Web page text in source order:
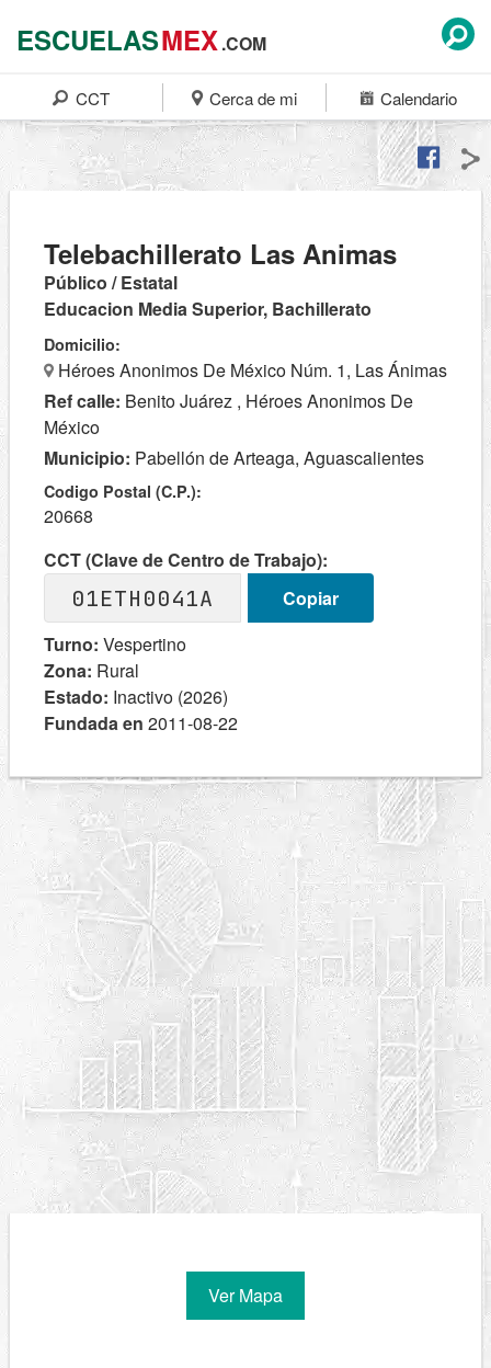
ESCUELASMEX.COM
CCT Cerca de mi Calendario
Telebachillerato Las Animas
Público / Estatal
Educacion Media Superior, Bachillerato
Domicilio:
Héroes Anonimos De México Núm. 1, Las Ánimas
Ref calle: Benito Juárez , Héroes Anonimos De
México
Municipio: Pabellón de Arteaga, Aguascalientes
Codigo Postal (C.P.):
20668
CCT (Clave de Centro de Trabajo):
01ETH0041A
Copiar
Turno: Vespertino
Zona: Rural
Estado: Inactivo (2026)
Fundada en 2011-08-22
Ver Mapa